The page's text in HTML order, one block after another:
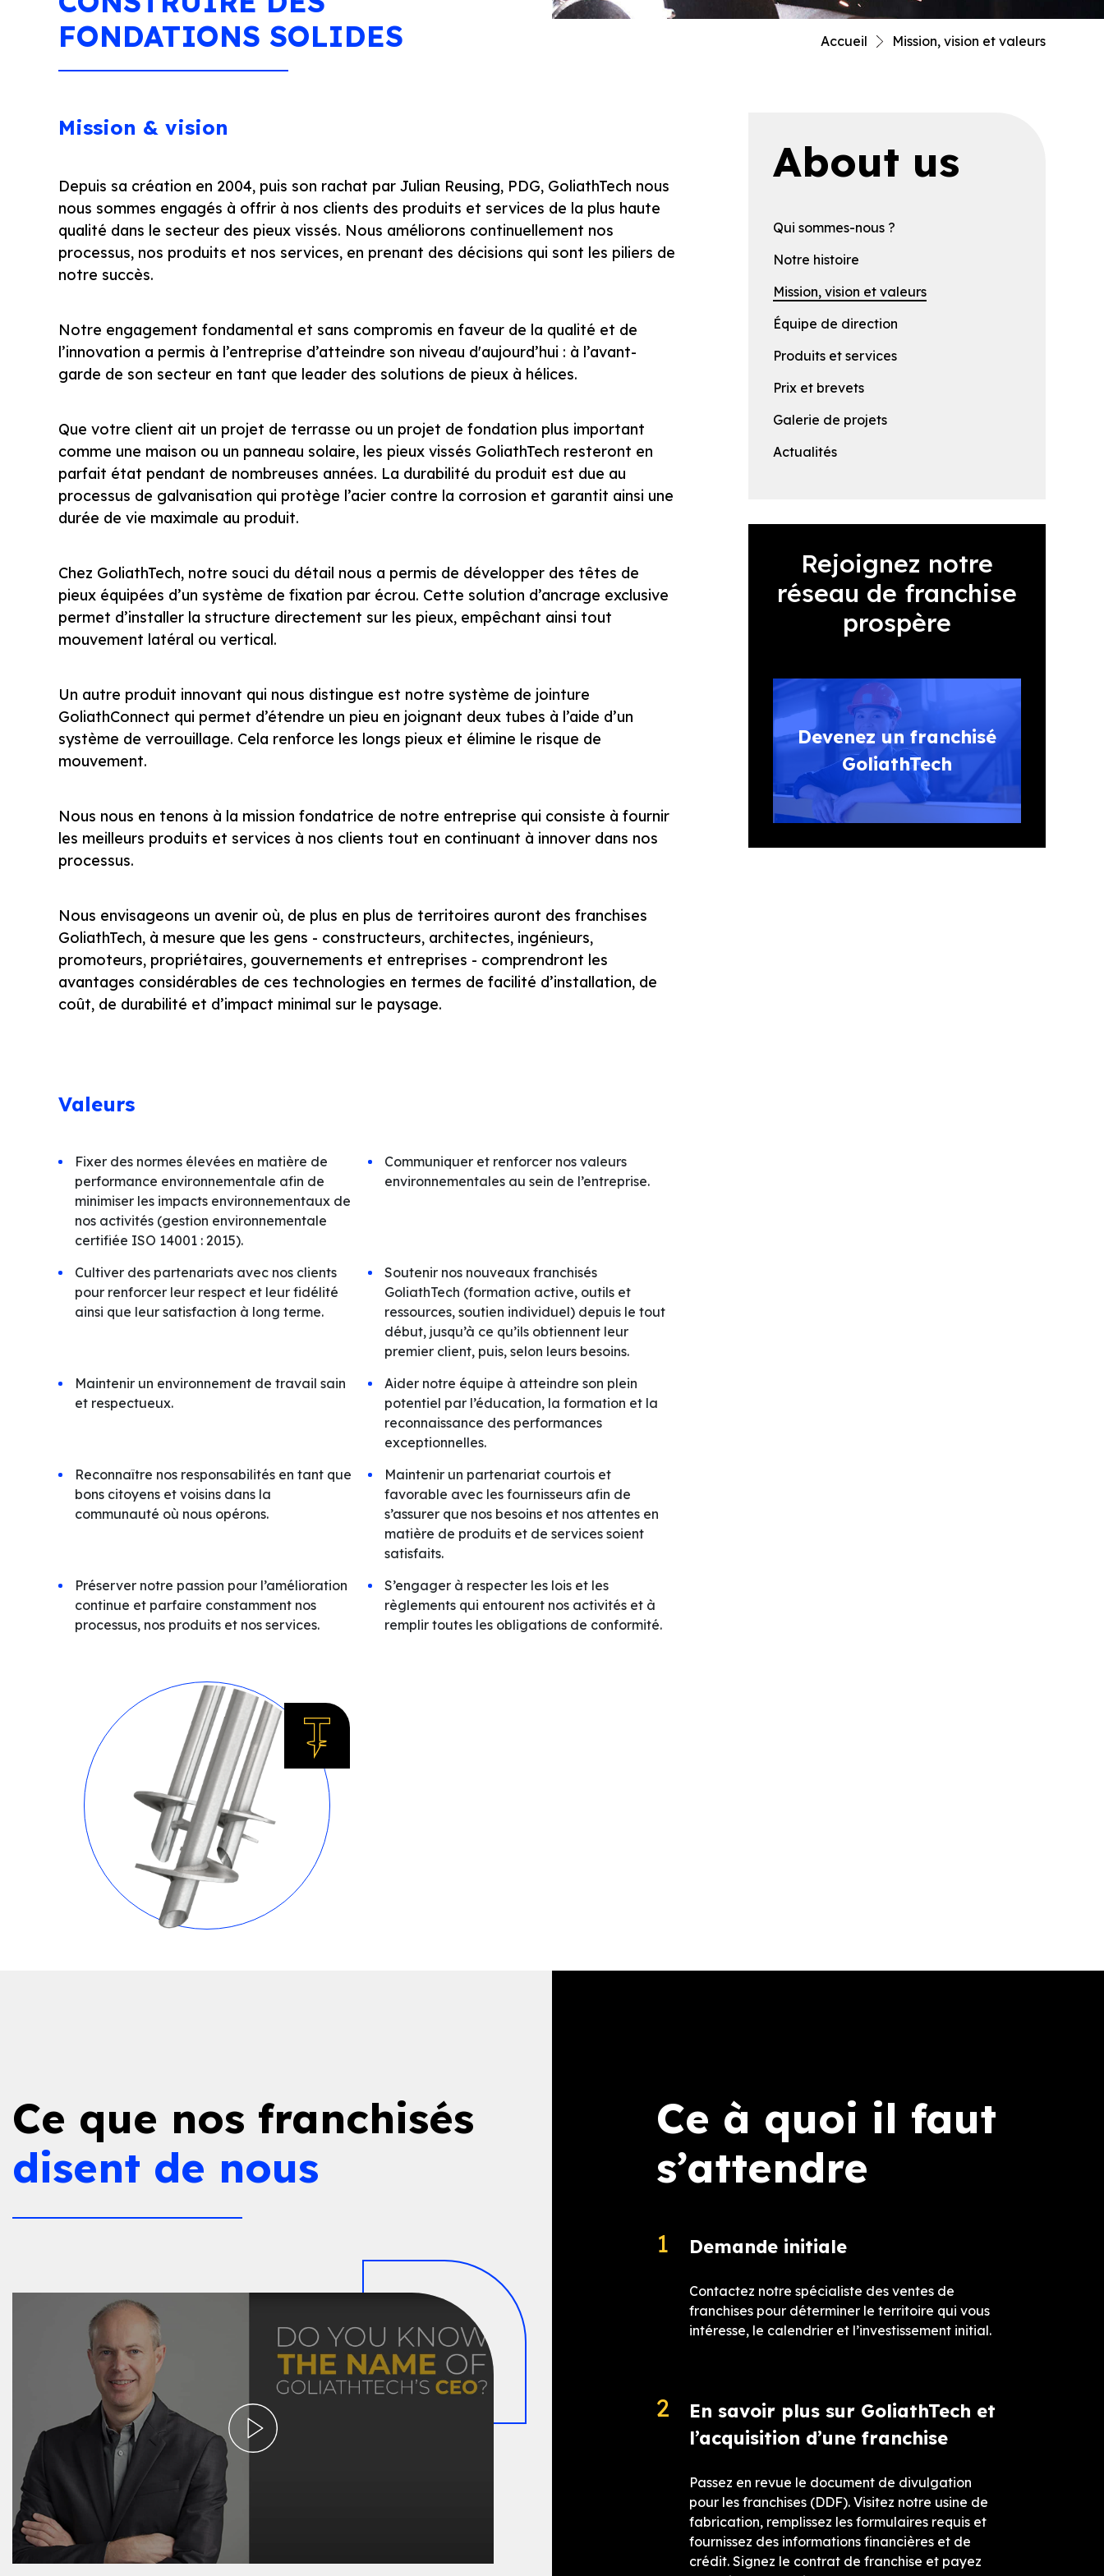
FONDATIONS SOLIDES
Accueil Mission, vision et valeurs
Mission & vision
Depuis sa création en 2004, puis son rachat par Julian Reusing, PDG, GoliathTech nous
nous sommes engagés à offrir à nos clients des produits et services de la plus haute
qualité dans le secteur des pieux vissés. Nous améliorons continuellement nos
processus, nos produits et nos services, en prenant des décisions qui sont les piliers de
notre succès.
Notre engagement fondamental et sans compromis en faveur de la qualité et de
l’innovation a permis à l’entreprise d’atteindre son niveau d'aujourd’hui : à l’avant-
garde de son secteur en tant que leader des solutions de pieux à hélices.
Que votre client ait un projet de terrasse ou un projet de fondation plus important
comme une maison ou un panneau solaire, les pieux vissés GoliathTech resteront en
parfait état pendant de nombreuses années. La durabilité du produit est due au
processus de galvanisation qui protège l’acier contre la corrosion et garantit ainsi une
durée de vie maximale au produit.
Chez GoliathTech, notre souci du détail nous a permis de développer des têtes de
pieux équipées d’un système de fixation par écrou. Cette solution d’ancrage exclusive
permet d’installer la structure directement sur les pieux, empêchant ainsi tout
mouvement latéral ou vertical.
Un autre produit innovant qui nous distingue est notre système de jointure
GoliathConnect qui permet d’étendre un pieu en joignant deux tubes à l’aide d’un
système de verrouillage. Cela renforce les longs pieux et élimine le risque de
mouvement.
Nous nous en tenons à la mission fondatrice de notre entreprise qui consiste à fournir
les meilleurs produits et services à nos clients tout en continuant à innover dans nos
processus.
Nous envisageons un avenir où, de plus en plus de territoires auront des franchises
GoliathTech, à mesure que les gens - constructeurs, architectes, ingénieurs,
promoteurs, propriétaires, gouvernements et entreprises - comprendront les
avantages considérables de ces technologies en termes de facilité d’installation, de
coût, de durabilité et d’impact minimal sur le paysage.
Valeurs
Fixer des normes élevées en matière de
performance environnementale afin de
minimiser les impacts environnementaux de
nos activités (gestion environnementale
certifiée ISO 14001 : 2015).
Communiquer et renforcer nos valeurs
environnementales au sein de l’entreprise.
Cultiver des partenariats avec nos clients
pour renforcer leur respect et leur fidélité
ainsi que leur satisfaction à long terme.
Soutenir nos nouveaux franchisés
GoliathTech (formation active, outils et
ressources, soutien individuel) depuis le tout
début, jusqu’à ce qu’ils obtiennent leur
premier client, puis, selon leurs besoins.
Maintenir un environnement de travail sain
et respectueux.
Aider notre équipe à atteindre son plein
potentiel par l’éducation, la formation et la
reconnaissance des performances
exceptionnelles.
Reconnaître nos responsabilités en tant que
bons citoyens et voisins dans la
communauté où nous opérons.
Maintenir un partenariat courtois et
favorable avec les fournisseurs afin de
s’assurer que nos besoins et nos attentes en
matière de produits et de services soient
satisfaits.
Préserver notre passion pour l’amélioration
continue et parfaire constamment nos
processus, nos produits et nos services.
S’engager à respecter les lois et les
règlements qui entourent nos activités et à
remplir toutes les obligations de conformité.
About us
Qui sommes-nous ?
Notre histoire
Mission, vision et valeurs
Équipe de direction
Produits et services
Prix et brevets
Galerie de projets
Actualités
Rejoignez notre
réseau de franchise
prospère
Devenez un franchisé
GoliathTech
Ce que nos franchisés
disent de nous
Ce à quoi il faut
s’attendre
Demande initiale
Contactez notre spécialiste des ventes de
franchises pour déterminer le territoire qui vous
intéresse, le calendrier et l’investissement initial.
En savoir plus sur GoliathTech et
l’acquisition d’une franchise
Passez en revue le document de divulgation
pour les franchises (DDF). Visitez notre usine de
fabrication, remplissez les formulaires requis et
fournissez des informations financières et de
crédit. Signez le contrat de franchise et payez